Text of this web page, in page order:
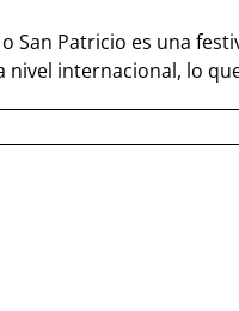
o San Patricio es una
internacional, lo